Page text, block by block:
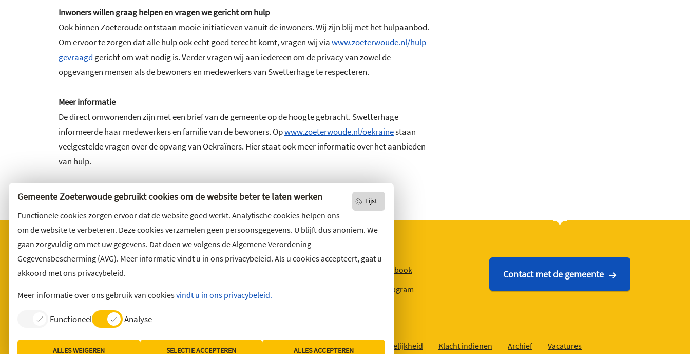
Lijst
Gemeente Zoeterwoude gebruikt cookies om de website beter te laten werken
Functionele cookies zorgen ervoor dat de website goed werkt. Analytische cookies helpen ons
om de website te verbeteren. Deze cookies verzamelen geen persoonsgegevens. U blijft dus anoniem. We
gaan zorgvuldig om met uw gegevens. Dat doen we volgens de Algemene Verordening
Gegevensbescherming (AVG). Meer informatie vindt u in ons privacybeleid. Als u cookies accepteert, gaat u
akkoord met ons privacybeleid.
Meer informatie over ons gebruik van cookiesvindt u in ons privacybeleid.
Functioneel Analyse
ALLES WEIGEREN SELECTIE ACCEPTEREN ALLES ACCEPTEREN
Inwoners willen graag helpen en vragen we gericht om hulp
Ook binnen Zoeteroude ontstaan mooie initiatieven vanuit de inwoners. Wij zijn blij met het hulpaanbod.
Om ervoor te zorgen dat alle hulp ook echt goed terecht komt, vragen wij viawww.zoeterwoude.nl/hulp-
gevraagd gericht om wat nodig is. Verder vragen wij aan iedereen om de privacy van zowel de
opgevangen mensen als de bewoners en medewerkers van Swetterhage te respecteren.
Meer informatie
De direct omwonenden zijn met een brief van de gemeente op de hoogte gebracht. Swetterhage
informeerde haar medewerkers en familie van de bewoners. Opwww.zoeterwoude.nl/oekrainestaan
veelgestelde vragen over de opvang van Oekraïners. Hier staat ook meer informatie over het aanbieden
van hulp.
Bezoekadres
Noordbuurtseweg 27
2381 ET Zoeterwoude
Wilt u niets missen?
en volg ons ook op social media.
Facebook
Instagram
Contact met de gemeente
Contact English version Privacyverklaring Over deze website Sitemap Toegankelijkheid Klacht indienen Archief Vacatures